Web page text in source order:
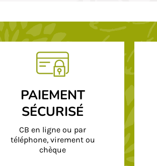
PAIEMENT
SÉCURISÉ
CB en ligne ou par
téléphone, virement ou
chèque